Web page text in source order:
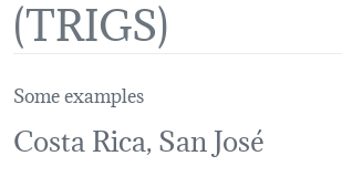
(TRIGS)
Some examples
Costa Rica, San José